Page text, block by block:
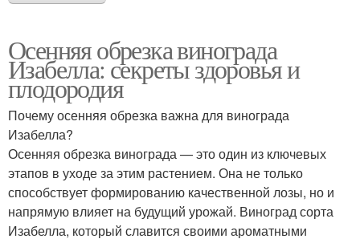
Осенняя обрезка винограда
Изабелла: секреты здоровья и
плодородия
Почему осенняя обрезка важна для винограда
Изабелла?
Осенняя обрезка винограда — это один из ключевых
этапов в уходе за этим растением. Она не только
способствует формированию качественной лозы, но и
напрямую влияет на будущий урожай. Виноград сорта
Изабелла, который славится своими ароматными